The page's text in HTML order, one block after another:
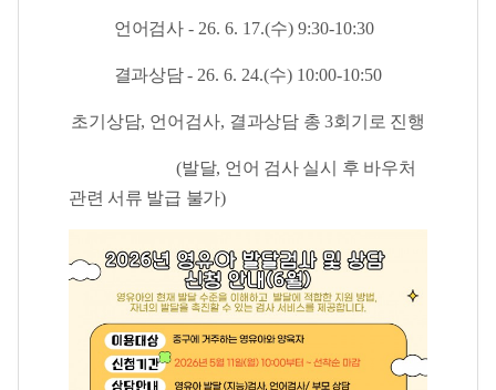
언어검사 - 26. 6. 17.(수) 9:30-10:30
결과상담- 26. 6. 24.(수) 10:00-10:50
초기상담, 언어 검사, 결과상담 총3회기로 진행
(발달, 언어 검사 실시 후 바우처
관련 서류 발급 불가)